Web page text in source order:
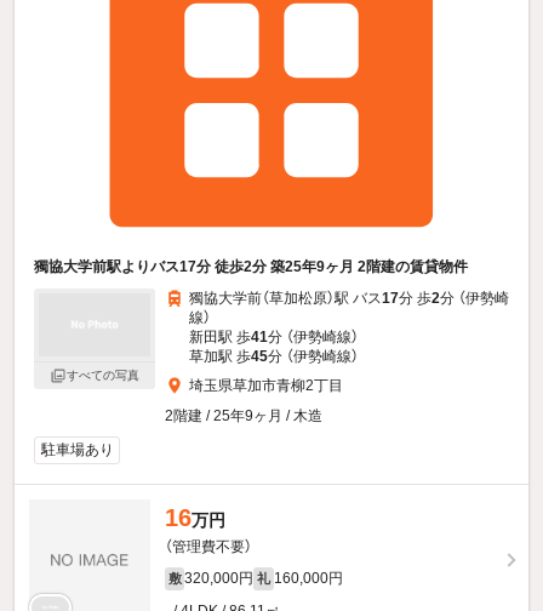
獨協大学前駅よりバス17分 徒歩2分 築25年9ヶ月 2階建の賃貸物件
すべての写真
獨協大学前（草加松原）駅 バス17分 歩2分 （伊勢崎
線）
新田駅 歩41分 （伊勢崎線）
草加駅 歩45分 （伊勢崎線）
埼玉県草加市青柳2丁目
2階建 / 25年9ヶ月 / 木造
駐車場あり
16万円
（管理費不要）
敷 320,000円 礼 160,000円